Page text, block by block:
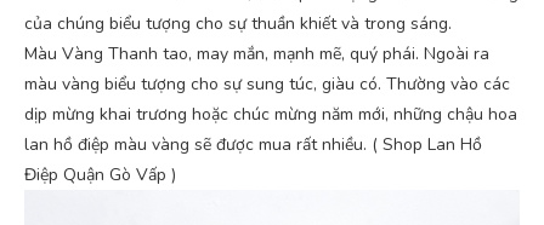
của chúng biểu tượng cho sự thuần khiết và trong sáng.
Màu Vàng Thanh tao, may mắn, mạnh mẽ, quý phái. Ngoài ra
màu vàng biểu tượng cho sự sung túc, giàu có. Thường vào các
dịp mừng khai trương hoặc chúc mừng năm mới, những chậu hoa
lan hồ điệp màu vàng sẽ được mua rất nhiều. ( Shop Lan Hồ
Điệp Quận Gò Vấp )